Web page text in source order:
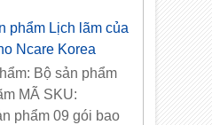
phẩm Lịch lãm của
Ncare Korea
Bộ sản phẩm
MÃ SKU:
phẩm 09 gói bao